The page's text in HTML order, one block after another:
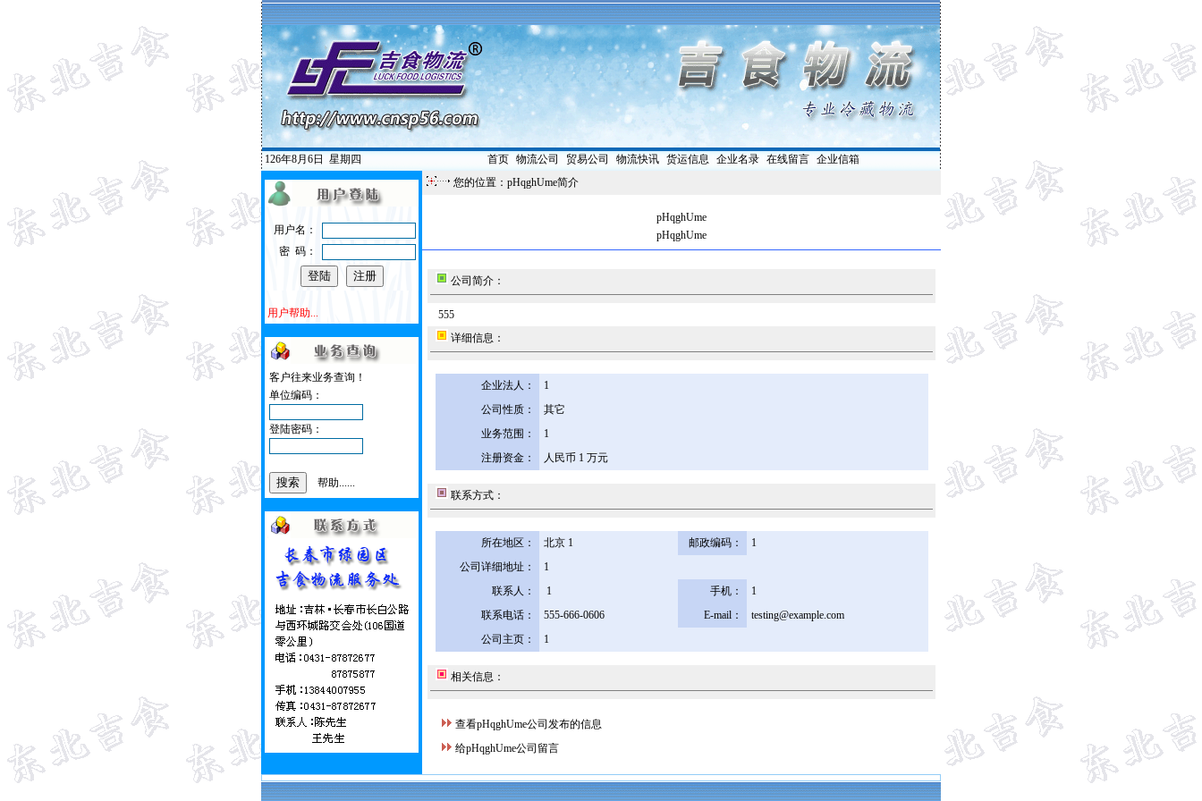
126年8月6日 星期四 首页| 物流公司 贸易公司 物流快讯| 货运信息 企业名录| 在线留言| 企业信箱
用户名：
密 码：
用户帮助...
客户往来业务查询！
单位编码：
登陆密码：
帮助......
您的位置：pHqghUme简介
pHqghUme
pHqghUme
公司简介：
555
详细信息：
企业法人：
1
公司性质：
其它
业务范围：
1
注册资金：
人民币 1 万元
联系方式：
所在地区： 北京 1 邮政编码：
1
公司详细地址：
1
联系人：
1 手机：
1
联系电话：
555-666-0606 E-mail：
testing@example.com
公司主页：
1
相关信息：
查看pHqghUme公司发布的信息
给pHqghUme公司留言